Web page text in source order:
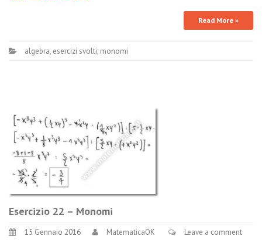
Read More »
algebra, esercizi svolti, monomi
Esercizio 22 – Monomi
15 Gennaio 2016 MatematicaOK Leave a comment